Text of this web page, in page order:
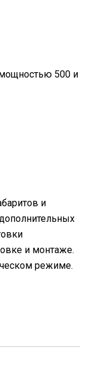
500 и
и
и монтаже.
режиме.